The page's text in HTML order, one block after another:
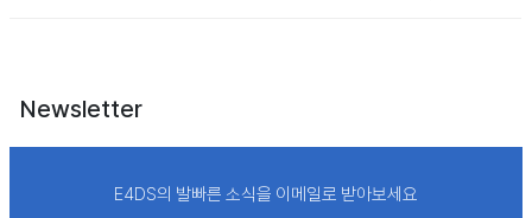
Newsletter
E4DS의 발빠른 소식을 이메일로 받아보세요